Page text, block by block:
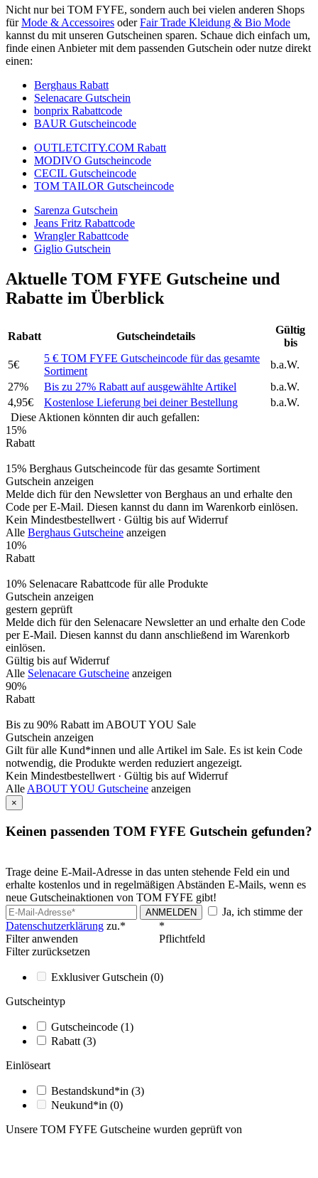
Nicht nur bei TOM FYFE, sondern auch bei vielen anderen Shops
fürMode & Accessoires oderFair Trade Kleidung & Bio Mode
kannst du mit unseren Gutscheinen sparen. Schaue dich einfach um,
finde einen Anbieter mit dem passenden Gutschein oder nutze direkt
einen:
Berghaus Rabatt
Selenacare Gutschein
bonprix Rabattcode
BAUR Gutscheincode
OUTLETCITY.COM Rabatt
MODIVO Gutscheincode
CECIL Gutscheincode
TOM TAILOR Gutscheincode
Sarenza Gutschein
Jeans Fritz Rabattcode
Wrangler Rabattcode
Giglio Gutschein
Aktuelle TOM FYFE Gutscheine und
Rabatte im Überblick
Rabatt Gutscheindetails
Gültig
bis
5€
5 € TOM FYFE Gutscheincode für das gesamte
Sortiment
b.a.W.
27%
Bis zu 27% Rabatt auf ausgewählte Artikel
b.a.W.
4,95€
Kostenlose Lieferung bei deiner Bestellung
b.a.W.
Diese Aktionen könnten dir auch gefallen:
15%
Rabatt
15% Berghaus Gutscheincode für das gesamte Sortiment
Gutschein anzeigen
Melde dich für den Newsletter von Berghaus an und erhalte den
Code per E-Mail. Diesen kannst du dann im Warenkorb einlösen.
Kein Mindestbestellwert · Gültig bis auf Widerruf
Alle Berghaus Gutscheine anzeigen
10%
Rabatt
10% Selenacare Rabattcode für alle Produkte
Gutschein anzeigen
gestern geprüft
Melde dich für den Selenacare Newsletter an und erhalte den Code
per E-Mail. Diesen kannst du dann anschließend im Warenkorb
einlösen.
Gültig bis auf Widerruf
Alle Selenacare Gutscheine anzeigen
90%
Rabatt
Bis zu 90% Rabatt im ABOUT YOU Sale
Gutschein anzeigen
Gilt für alle Kund*innen und alle Artikel im Sale. Es ist kein Code
notwendig, die Produkte werden reduziert angezeigt.
Kein Mindestbestellwert · Gültig bis auf Widerruf
AlleABOUT YOU Gutscheine anzeigen
×
Keinen passenden TOM FYFE Gutschein gefunden?
Trage deine E-Mail-Adresse in das unten stehende Feld ein und
erhalte kostenlos und in regelmäßigen Abständen E-Mails, wenn es
neue Gutscheinaktionen von TOM FYFE gibt!
ANMELDEN
Ja, ich stimme der
Datenschutzerklärung zu.*
*
Pflichtfeld
Filter anwenden
Filter zurücksetzen
Exklusiver Gutschein (0)
Gutscheintyp
Gutscheincode (1)
Rabatt (3)
Einlöseart
Bestandskund*in (3)
Neukund*in (0)
Unsere TOM FYFE Gutscheine wurden geprüft von